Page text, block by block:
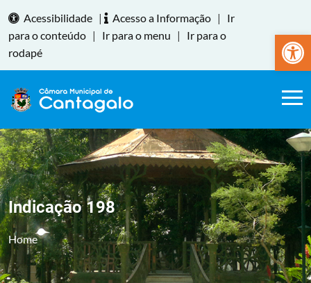
Abrir
Acessibilidade | Acesso a Informação |
Ir
para o conteúdo | Ir para o menu |
Ir para o
rodapé
Indicação 198
Home